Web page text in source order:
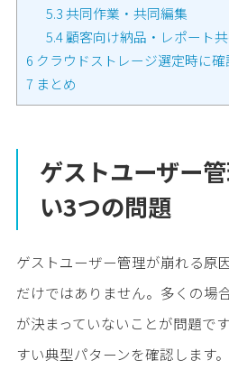
5.3共同作業・共同編集
5.4顧客向け納品・レポート
6 クラウドストレージ選定時に
7 まとめ
ゲストユーザー
い3つの問題
ゲストユーザー管理が崩れる原
だけではありません。多くの場
が決まっていないことが問題で
すい典型パターンを確認します。